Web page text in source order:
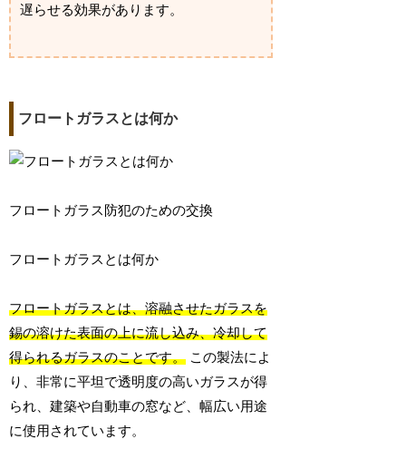
遅らせる効果があります。
フロートガラスとは何か
フロートガラス防犯のための交換
フロートガラスとは何か
フロートガラスとは、溶融させたガラスを
錫の溶けた表面の上に流し込み、冷却して
得られるガラスのことです。 この製法によ
り、非常に平坦で透明度の高いガラスが得
られ、建築や自動車の窓など、幅広い用途
に使用されています。